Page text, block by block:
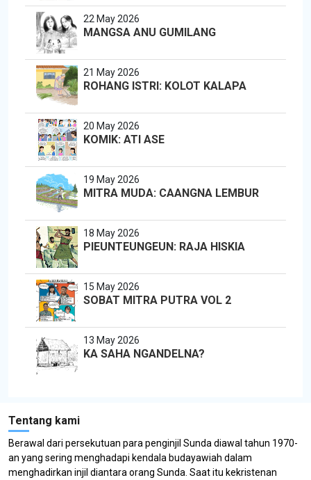
22 May 2026
MANGSA ANU GUMILANG
21 May 2026
ROHANG ISTRI: KOLOT KALAPA
20 May 2026
KOMIK: ATI ASE
19 May 2026
MITRA MUDA: CAANGNA LEMBUR
18 May 2026
PIEUNTEUNGEUN: RAJA HISKIA
15 May 2026
SOBAT MITRA PUTRA VOL 2
13 May 2026
KA SAHA NGANDELNA?
Tentang kami
Berawal dari persekutuan para penginjil Sunda diawal tahun 1970-
an yang sering menghadapi kendala budayawiah dalam
menghadirkan injil diantara orang Sunda. Saat itu kekristenan